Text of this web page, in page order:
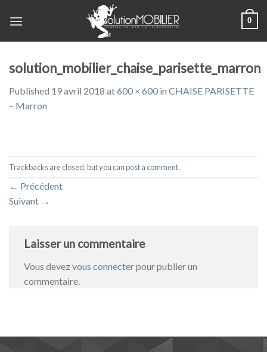
0
solution_mobilier_chaise_parisette_marron
Published 19 avril 2018 at600 × 600 in CHAISE PARISETTE
– Marron
Trackbacks are closed, but you canpost a comment.
← Précédent
Suivant →
Laisser un commentaire
Vous devez vous connecterpour publier un
commentaire.